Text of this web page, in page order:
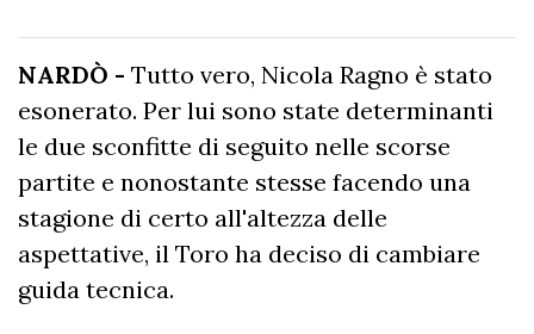
NARDÒ - Tutto vero, Nicola Ragno è stato
esonerato. Per lui sono state determinanti
le due sconfitte di seguito nelle scorse
partite e nonostante stesse facendo una
stagione di certo all'altezza delle
aspettative, il Toro ha deciso di cambiare
guida tecnica.